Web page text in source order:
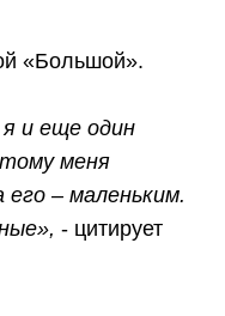
«Большой».
и еще один
меня
– маленьким.
- цитирует